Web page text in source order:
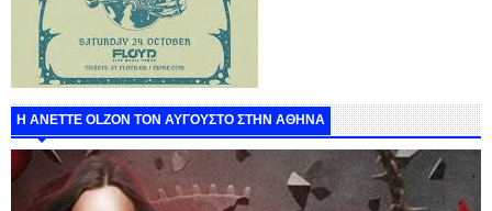
Η ANETTE OLZON ΤΟΝ ΑΥΓΟΥΣΤΟ ΣΤΗΝ ΑΘΗΝΑ